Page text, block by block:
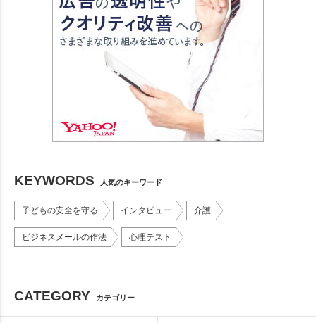
KEYWORDS 人気のキーワード
子どもの安全を守る インタビュー 介護
ビジネスメールの作法 心理テスト
CATEGORY カテゴリー